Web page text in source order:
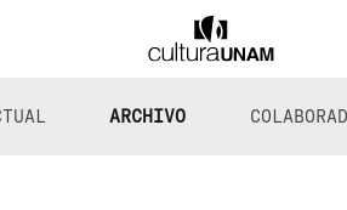
ARCHIVO